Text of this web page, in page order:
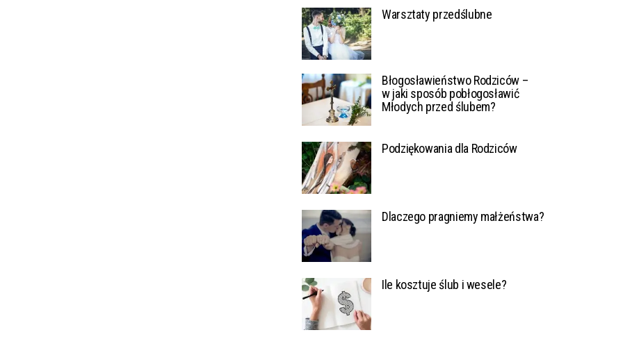
Warsztaty przedślubne
Błogosławieństwo Rodziców –
w jaki sposób pobłogosławić
Młodych przed ślubem?
Podziękowania dla Rodziców
Dlaczego pragniemy małżeństwa?
Ile kosztuje ślub i wesele?